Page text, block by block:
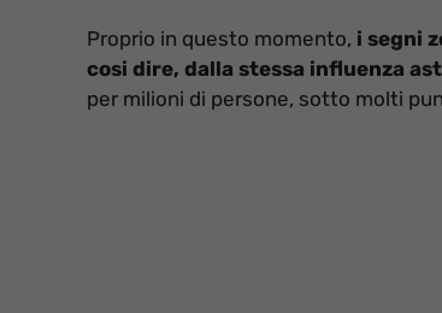
Proprio in questo momento, i segni
cosi dire, dalla stessa influenza
per milioni di persone, sotto molti